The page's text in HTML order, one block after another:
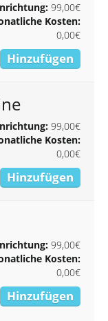
99,00€
Kosten:
0,00€
Hinzufügen
99,00€
Kosten:
0,00€
Hinzufügen
99,00€
Kosten:
0,00€
Hinzufügen